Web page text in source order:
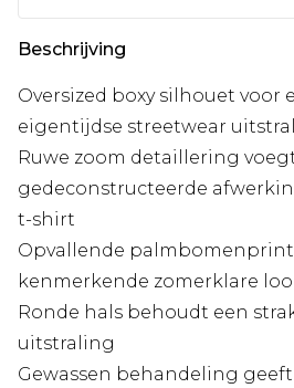
Beschrijving
Oversized boxy silhouet voor
eigentijdse streetwear
Ruwe zoom detaillering
gedeconstructeerde
t-shirt
Opvallende palmbomenprint
kenmerkende zomerklare
Ronde hals behoudt een
uitstraling
Gewassen behandeling